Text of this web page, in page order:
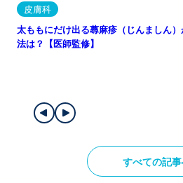
皮膚科
太ももにだけ出る蕁麻疹（じんましん
法は？【医師監修】
すべての記